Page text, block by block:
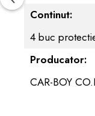
Continut:
4 buc
Producator:
CAR-BOY